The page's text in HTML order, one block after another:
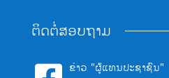
ຕິດຕໍ່ສອບຖາມ
ຂ່າວ "ຜູ້ແທນປະຊາຊົນ"